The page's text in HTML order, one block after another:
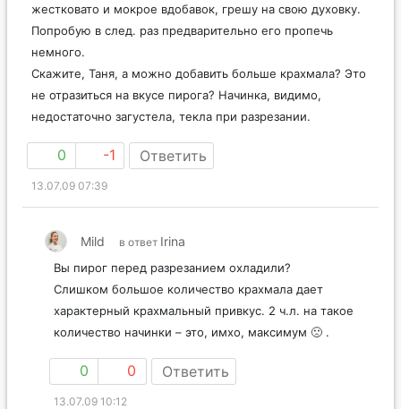
жестковато и мокрое вдобавок, грешу на свою духовку.
Попробую в след. раз предварительно его пропечь
немного.
Скажите, Таня, а можно добавить больше крахмала? Это
не отразиться на вкусе пирога? Начинка, видимо,
недостаточно загустела, текла при разрезании.
0 -1 Ответить
13.07.09 07:39
Mild в ответ Irina
Вы пирог перед разрезанием охладили?
Слишком большое количество крахмала дает
характерный крахмальный привкус. 2 ч.л. на такое
количество начинки – это, имхо, максимум 🙁 .
0 0 Ответить
13.07.09 10:12